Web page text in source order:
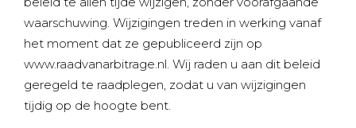
waarschuwing. Wijzigingen treden in werking vanaf
het moment dat ze gepubliceerd zijn op
www.raadvanarbitrage.nl. Wij raden u aan dit beleid
geregeld te raadplegen, zodat u van wijzigingen
tijdig op de hoogte bent.